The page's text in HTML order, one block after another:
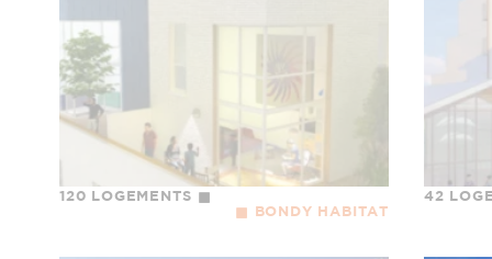
120 LOGEMENTS
BONDY HABITAT
42